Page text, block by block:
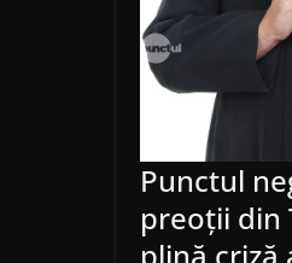
Punctul
preoții din